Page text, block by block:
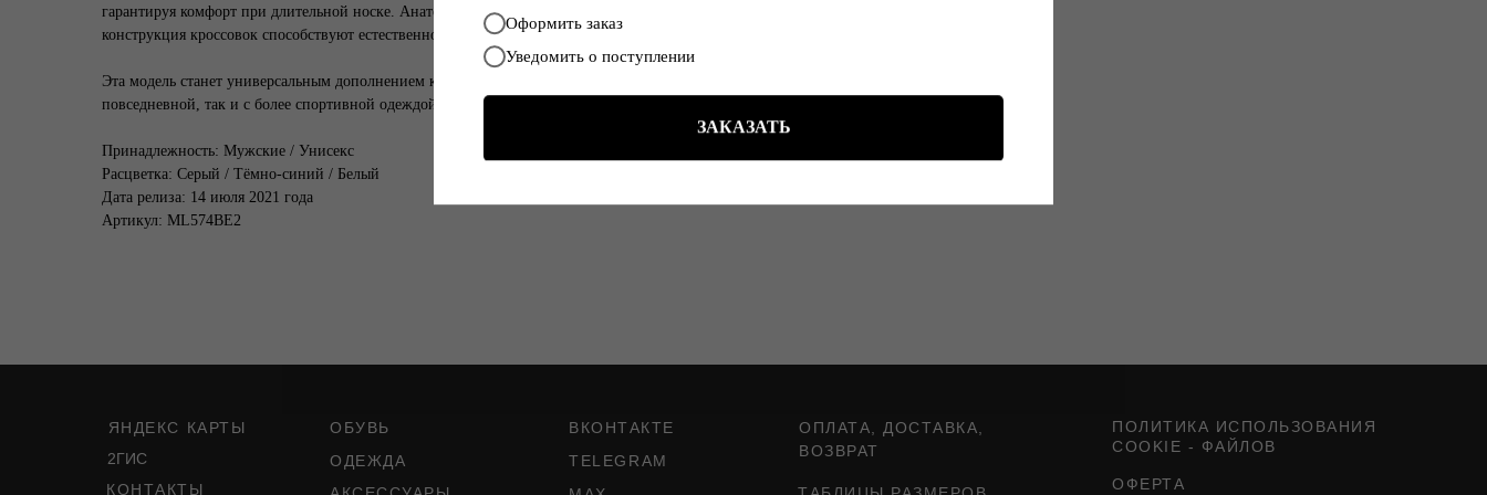
Оформить заказ
Уведомить о поступлении
ЗАКАЗАТЬ
гарантируя комфорт при длительной носке. Анатомическая стелька и продуманная
конструкция кроссовок способствуют естественному движению стопы.
Эта модель станет универсальным дополнением к любому гардеробу, сочетаясь как с
повседневной, так и с более спортивной одеждой.
Принадлежность: Мужские / Унисекс
Расцветка: Серый / Тёмно-синий / Белый
Дата релиза: 14 июля 2021 года
Артикул: ML574BE2
ВКОНТАКТЕ
TELEGRAM
ЯНДЕКС КАРТЫ
2ГИС
ОПЛАТА, ДОСТАВКА,
ВОЗВРАТ
ПОЛИТИКА ИСПОЛЬЗОВАНИЯ
COOKIE - ФАЙЛОВ
ОФЕРТА
КОНТАКТЫ
ОБУВЬ
ОДЕЖДА